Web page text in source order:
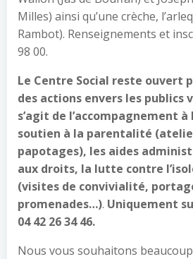
Milles) ainsi qu’une crèche,
Rambot). Renseignements et
98 00.
Le Centre Social reste ouvert
des actions envers les publics
s’agit de l’accompagnement
soutien à la parentalité
papotages), les aides
aux droits, la lutte contre
(visites de convivialité,
promenades…). Uniquement
04 42 26 34 46.
Nous vous souhaitons